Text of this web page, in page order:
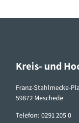
Kreis- und
Franz-Stahlmecke-
59872 Meschede
Telefon: 0291 205 0